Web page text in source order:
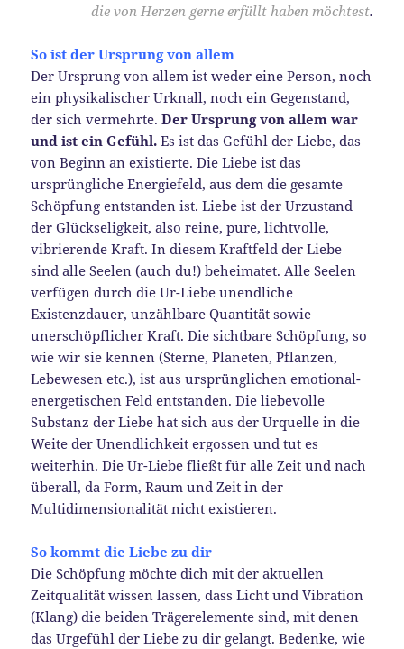
die von Herzen gerne erfüllt haben möchtest.
So ist der Ursprung von allem
Der Ursprung von allem ist weder eine Person, noch
ein physikalischer Urknall, noch ein Gegenstand,
der sich vermehrte.Der Ursprung von allem war
und ist ein Gefühl. Es ist das Gefühl der Liebe, das
von Beginn an existierte. Die Liebe ist das
ursprüngliche Energiefeld, aus dem die gesamte
Schöpfung entstanden ist. Liebe ist der Urzustand
der Glückseligkeit, also reine, pure, lichtvolle,
vibrierende Kraft. In diesem Kraftfeld der Liebe
sind alle Seelen (auch du!) beheimatet. Alle Seelen
verfügen durch die Ur-Liebe unendliche
Existenzdauer, unzählbare Quantität sowie
unerschöpflicher Kraft. Die sichtbare Schöpfung, so
wie wir sie kennen (Sterne, Planeten, Pflanzen,
Lebewesen etc.), ist aus ursprünglichen emotional-
energetischen Feld entstanden. Die liebevolle
Substanz der Liebe hat sich aus der Urquelle in die
Weite der Unendlichkeit ergossen und tut es
weiterhin. Die Ur-Liebe fließt für alle Zeit und nach
überall, da Form, Raum und Zeit in der
Multidimensionalität nicht existieren.
So kommt die Liebe zu dir
Die Schöpfung möchte dich mit der aktuellen
Zeitqualität wissen lassen, dass Licht und Vibration
(Klang) die beiden Trägerelemente sind, mit denen
das Urgefühl der Liebe zu dir gelangt. Bedenke, wie